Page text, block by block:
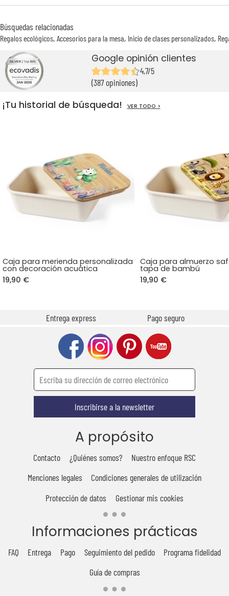
Búsquedas relacionadas
Regalos ecológicos Accesorios para la mesa Inicio de clases personalizados
Google opinión clientes
4,7/5
(387 opiniones)
¡Tu historial de búsqueda! VER TODO >
Caja para merienda personalizada
con decoración acuática
19,90 €
Caja para almuerzo
tapa de bambú
19,90 €
Entrega express Pago seguro
Inscribirse a la newsletter
A propósito
Contacto ¿Quiénes somos?
Nuestro enfoque RSC
Menciones legales
Condiciones generales de utilización
Protección de datos
Gestionar mis cookies
Informaciones prácticas
FAQ Entrega Pago Seguimiento del pedido
Programa fidelidad
Guía de compras